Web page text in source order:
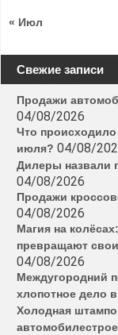
« Июл
Свежие записи
Продажи
04/08/2026
Что
июля? 04/08/
Дилеры назвали
04/08/2026
Продажи
04/08/2026
Магия на
превращают
04/08/2026
Междугородний
хлопотное дело
Холодная